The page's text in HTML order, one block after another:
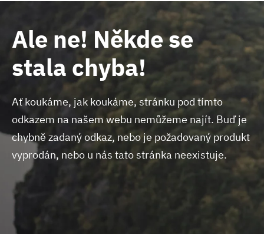
Ale ne! Někde se
stala chyba!
Ať koukáme, jak koukáme, stránku pod tímto
odkazem na našem webu nemůžeme najít. Buď je
chybně zadaný odkaz, nebo je požadovaný produkt
vyprodán, nebo u nás tato stránka neexistuje.